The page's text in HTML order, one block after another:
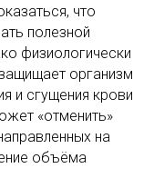
что
полезной
физиологически
организм
и сгущения крови
«отменить»
на
объёма